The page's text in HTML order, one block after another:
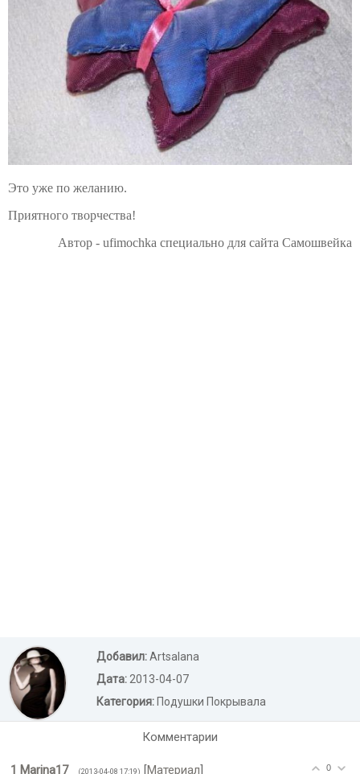
Это уже по желанию.
Приятного творчества!
Автор - ufimochka специально для сайта Самошвейка
Добавил:Artsalana
Дата: 2013-04-07
Категория: Подушки Покрывала
Комментарии
0
1 Marina17 (2013-04-08 17:19) [Материал]